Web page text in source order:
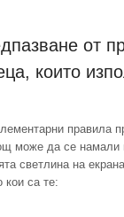
от
които
правила
може да се намали
светлина на
кои са те: